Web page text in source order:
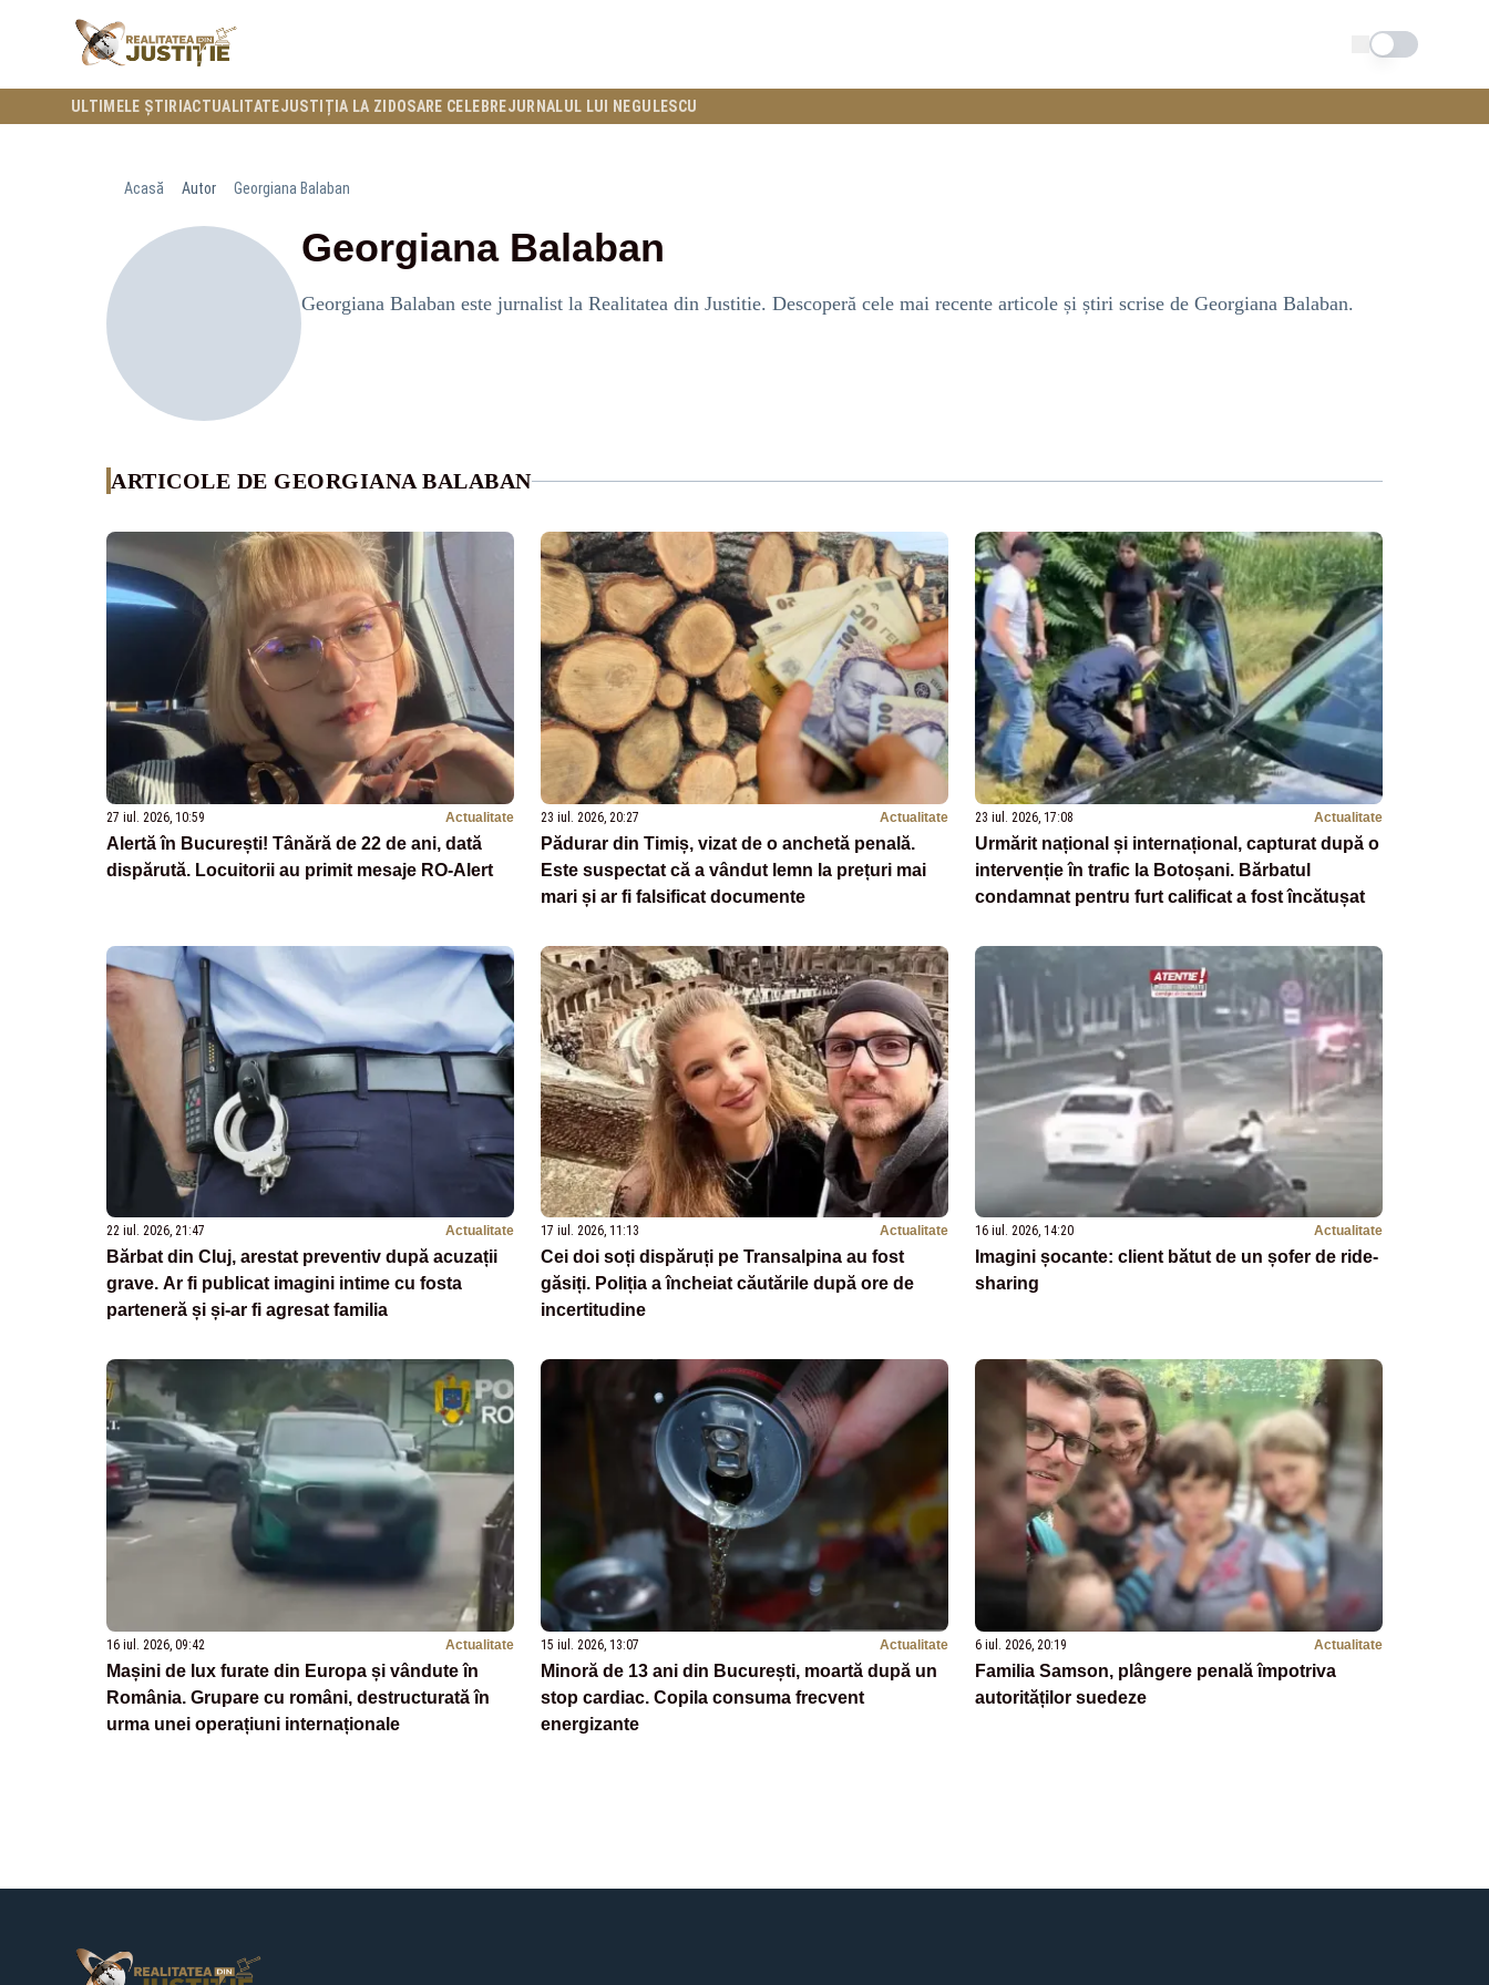
Schimba tema
ULTIMELE ȘTIRI ACTUALITATEJUSTIȚIA LA ZI DOSARE CELEBREJURNALUL LUI NEGULESCU
Acasă Autor Georgiana Balaban
Georgiana Balaban
Georgiana Balaban este jurnalist la Realitatea din Justitie. Descoperă cele mai recente articole și știri scrise de Georgiana Balaban.
ARTICOLE DE GEORGIANA BALABAN
27 iul. 2026, 10:59 Actualitate
Alertă în București! Tânără de 22 de ani, dată
dispărută. Locuitorii au primit mesaje RO-Alert
23 iul. 2026, 20:27 Actualitate
Pădurar din Timiș, vizat de o anchetă penală.
Este suspectat că a vândut lemn la prețuri mai
mari și ar fi falsificat documente
23 iul. 2026, 17:08 Actualitate
Urmărit național și internațional, capturat după o
intervenție în trafic la Botoșani. Bărbatul
condamnat pentru furt calificat a fost încătușat
22 iul. 2026, 21:47 Actualitate
Bărbat din Cluj, arestat preventiv după acuzații
grave. Ar fi publicat imagini intime cu fosta
parteneră și și-ar fi agresat familia
17 iul. 2026, 11:13 Actualitate
Cei doi soți dispăruți pe Transalpina au fost
găsiți. Poliția a încheiat căutările după ore de
incertitudine
16 iul. 2026, 14:20 Actualitate
Imagini șocante: client bătut de un șofer de ride-
sharing
16 iul. 2026, 09:42 Actualitate
Mașini de lux furate din Europa și vândute în
România. Grupare cu români, destructurată în
urma unei operațiuni internaționale
15 iul. 2026, 13:07 Actualitate
Minoră de 13 ani din București, moartă după un
stop cardiac. Copila consuma frecvent
energizante
6 iul. 2026, 20:19 Actualitate
Familia Samson, plângere penală împotriva
autorităților suedeze